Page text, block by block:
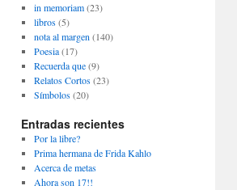
in memoriam(23)
libros(5)
nota al margen (140)
Poesia(17)
Recuerda que(9)
Relatos Cortos(23)
Símbolos(20)
Entradas recientes
Por la libre?
Prima hermana de Frida Kahlo
Acerca de metas
Ahora son 17!!